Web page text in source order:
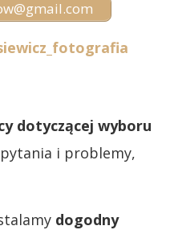
dotyczącej wyboru
i problemy,
dogodny